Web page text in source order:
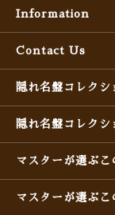
Information
Contact Us
隠れ名盤コレク
隠れ名盤コレクシ
マスターが選ぶ
マスターが選ぶ